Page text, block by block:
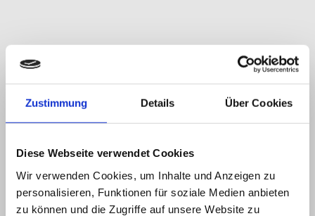
Zustimmung Details Über Cookies
Diese Webseite verwendet Cookies
Wir verwenden Cookies, um Inhalte und Anzeigen zu
personalisieren, Funktionen für soziale Medien anbieten
zu können und die Zugriffe auf unsere Website zu